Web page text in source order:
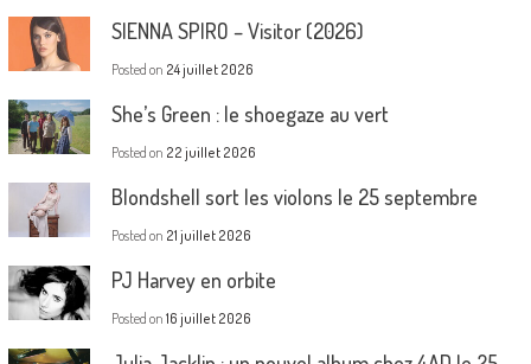
SIENNA SPIRO – Visitor (2026)
Posted on 24 juillet 2026
She’s Green : le shoegaze au vert
Posted on 22 juillet 2026
Blondshell sort les violons le 25 septembre
Posted on 21 juillet 2026
PJ Harvey en orbite
Posted on 16 juillet 2026